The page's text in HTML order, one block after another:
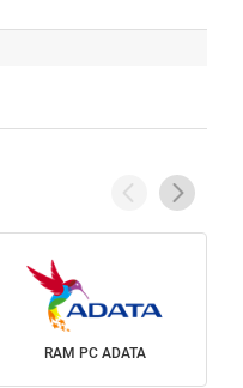
RAM PC ADATA